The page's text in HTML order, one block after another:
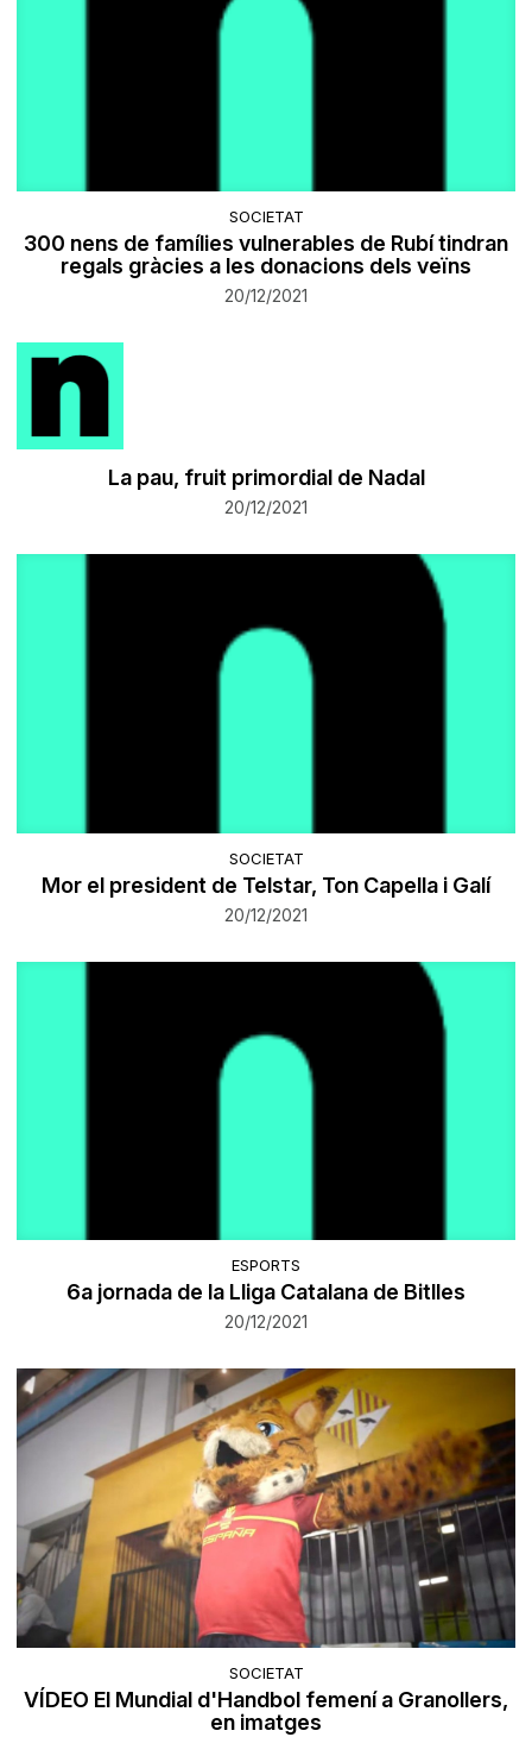
SOCIETAT
300 nens de famílies vulnerables de Rubí tindran
regals gràcies a les donacions dels veïns
20/12/2021
​La pau, fruit primordial de Nadal
20/12/2021
SOCIETAT
Mor el president de Telstar, Ton Capella i Galí
20/12/2021
ESPORTS
6a jornada de la Lliga Catalana de Bitlles
20/12/2021
SOCIETAT
VÍDEO El Mundial d'Handbol femení a Granollers,
en imatges